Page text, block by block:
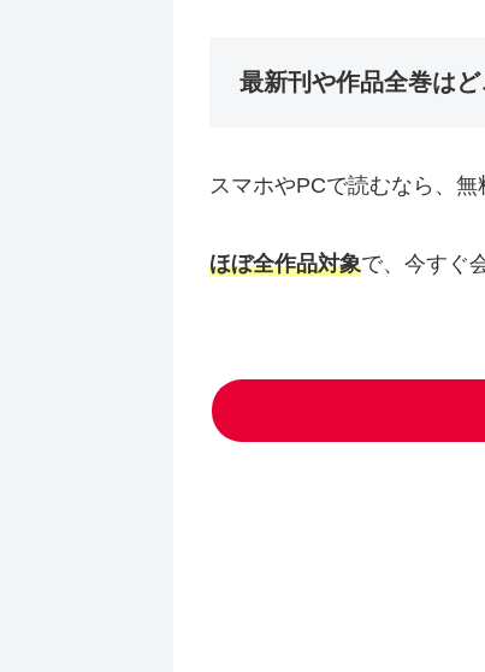
最新刊や作品全巻はど
スマホやPCで読むなら、無
ほぼ全作品対象で、今すぐ